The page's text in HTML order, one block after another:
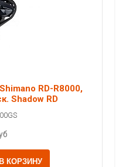
RD-R8000,
Shadow RD
В КОРЗИНУ